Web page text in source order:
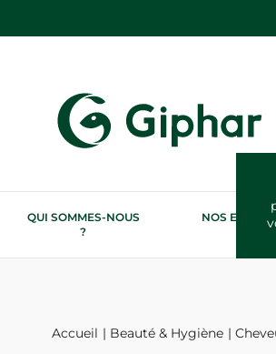
QUI SOMMES-NOUS
?
NOS
RSE
Accueil Beauté & Hygiène